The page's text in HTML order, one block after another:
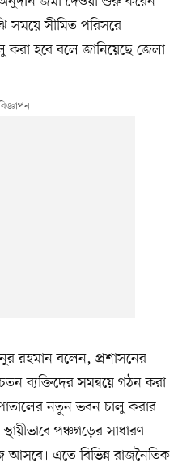
সময়ে সীমিত পরিসরে
হবে বলে জানিয়েছে জেলা
রহমান বলেন, প্রশাসনের
ব্যক্তিদের সমন্বয়ে গঠন করা
নতুন ভবন চালু করার
পঞ্চগড়ের সাধারণ
আসবে। এতে বিভিন্ন রাজনৈতিক